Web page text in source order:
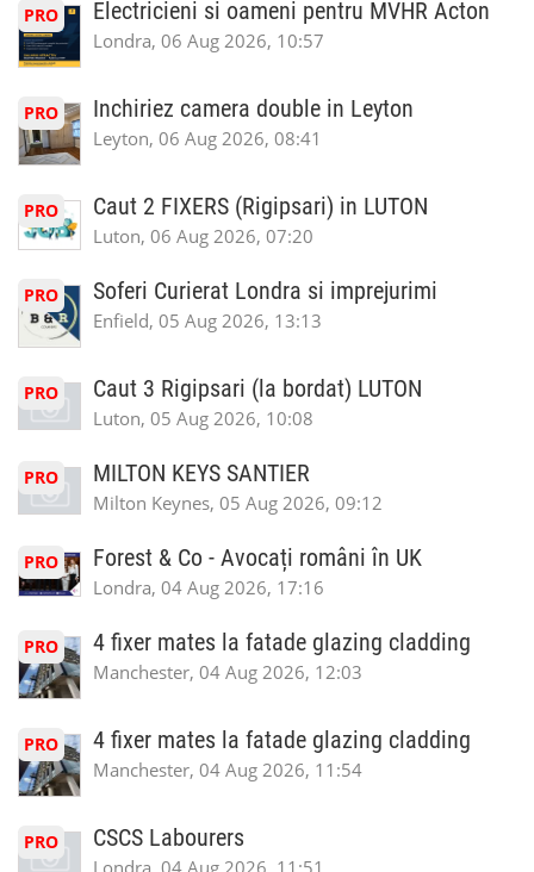
PRO Electricieni si oameni pentru MVHR Acton
Londra, 06 Aug 2026, 10:57
PRO Inchiriez camera double in Leyton
Leyton, 06 Aug 2026, 08:41
PRO Caut 2 FIXERS (Rigipsari) in LUTON
Luton, 06 Aug 2026, 07:20
PRO Soferi Curierat Londra si imprejurimi
Enfield, 05 Aug 2026, 13:13
PRO Caut 3 Rigipsari (la bordat) LUTON
Luton, 05 Aug 2026, 10:08
PRO MILTON KEYS SANTIER
Milton Keynes, 05 Aug 2026, 09:12
PRO Forest & Co - Avocați români în UK
Londra, 04 Aug 2026, 17:16
PRO 4 fixer mates la fatade glazing cladding
Manchester, 04 Aug 2026, 12:03
PRO 4 fixer mates la fatade glazing cladding
Manchester, 04 Aug 2026, 11:54
PRO CSCS Labourers
Londra, 04 Aug 2026, 11:51